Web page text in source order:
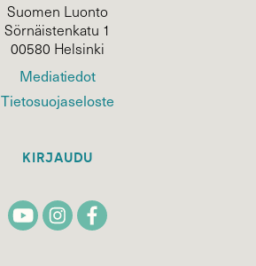
Suomen Luonto
Sörnäistenkatu 1
00580 Helsinki
Mediatiedot
Tietosuojaseloste
KIRJAUDU